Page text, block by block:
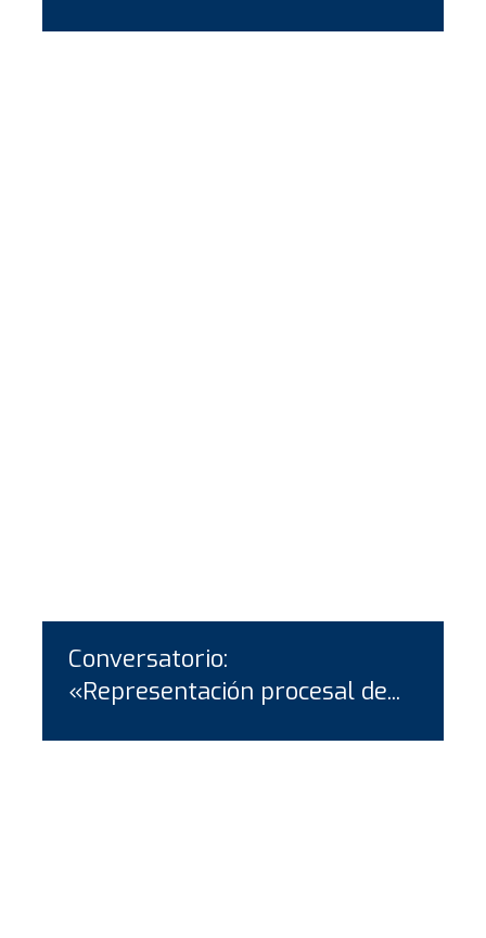
Conversatorio:
«Representación procesal de...